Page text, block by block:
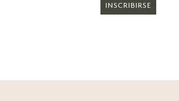
INSCRIBIRSE